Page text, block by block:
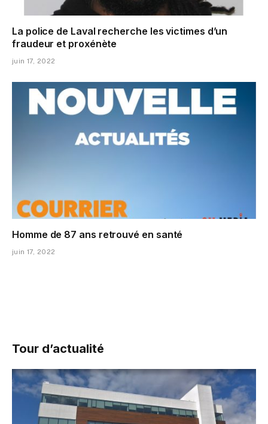
La police de Laval recherche les victimes d’un
fraudeur et proxénète
juin 17, 2022
Homme de 87 ans retrouvé en santé
juin 17, 2022
Tour d’actualité